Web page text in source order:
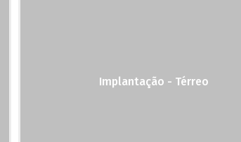
Implantação - Térreo